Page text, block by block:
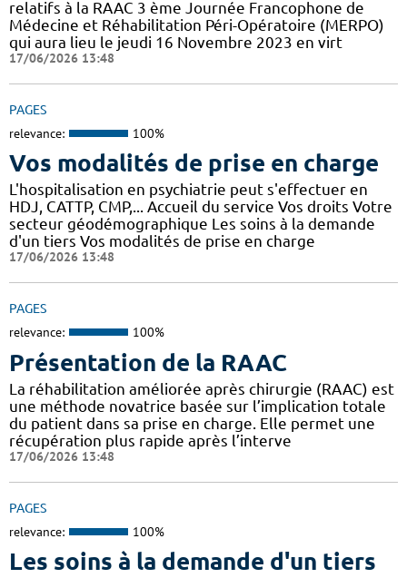
relatifs à la RAAC 3 ème Journée Francophone de
Médecine et Réhabilitation Péri-Opératoire (MERPO)
qui aura lieu le jeudi 16 Novembre 2023 en virt
17/06/2026 13:48
PAGES
relevance: 100%
Vos modalités de prise en charge
L'hospitalisation en psychiatrie peut s'effectuer en
HDJ, CATTP, CMP,... Accueil du service Vos droits Votre
secteur géodémographique Les soins à la demande
d'un tiers Vos modalités de prise en charge
17/06/2026 13:48
PAGES
relevance: 100%
Présentation de la RAAC
La réhabilitation améliorée après chirurgie (RAAC) est
une méthode novatrice basée sur l’implication totale
du patient dans sa prise en charge. Elle permet une
récupération plus rapide après l’interve
17/06/2026 13:48
PAGES
relevance: 100%
Les soins à la demande d'un tiers